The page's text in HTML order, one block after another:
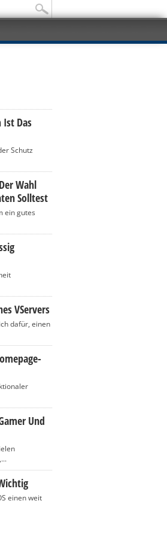
Ist Das
Schutz
Wahl
Solltest
ein gutes
VServers
dafür, einen
Und
einen weit